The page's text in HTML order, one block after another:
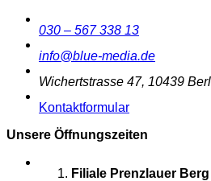
030 – 567 338 13
info@blue-media.de
Wichertstrasse 47, 10439
Kontaktformular
Unsere Öffnungszeiten
Filiale Prenzlauer Berg